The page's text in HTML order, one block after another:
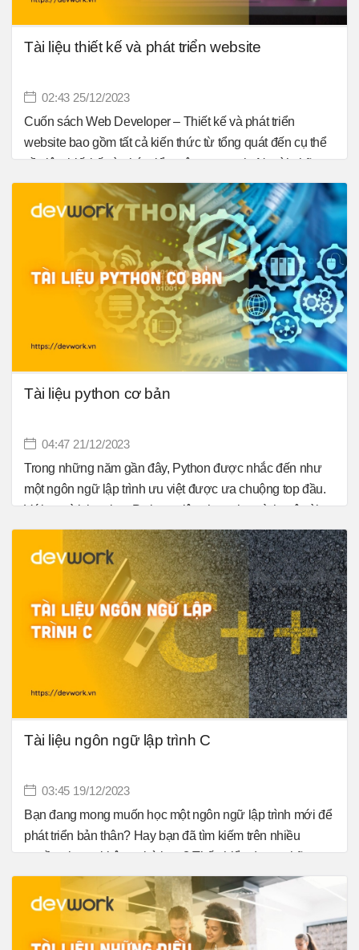
Tài liệu thiết kế và phát triển website
02:43 25/12/2023
Cuốn sách Web Developer – Thiết kế và phát triển
website bao gồm tất cả kiến thức từ tổng quát đến cụ thể
về việc thiết kế và phát triển một trang web. Ngoài những
thứ quan trọng khác phải chuẩn bị ra như domain, web
host, chiến lược phát triển, chủ đề trang web … công cụ
để xây dựng lên một trang web cũng rất quan trọng. Dưới
đây là những công cụ tối thiểu mà một webmaster tương
lai như bạn phải cần đến.
Tài liệu python cơ bản
04:47 21/12/2023
Trong những năm gần đây, Python được nhắc đến như
một ngôn ngữ lập trình ưu việt được ưa chuộng top đầu.
Với người theo học Python, việc chọn cho mình một tài
liệu căn bản là điều cần thiết. Tại bài viết này, Devwork.vn
xin được giới thiệu cho bạn trọn bộ giáo trình Python.
Cùng khám phá thôi nào!
Tài liệu ngôn ngữ lập trình C
03:45 19/12/2023
Bạn đang mong muốn học một ngôn ngữ lập trình mới để
phát triển bản thân? Hay bạn đã tìm kiếm trên nhiều
nguồn nhưng không phù hợp? Thấu hiểu được những
trở ngại của những lập trình viên mới bắt đầu. Vì thế
devwork đã tổng hợp lại toàn bộ giáo trình lập trình C pdf
hoàn toàn miễn phí cho các bạn tham khảo. Trước hết,
hãy cùng tôi tìm hiểu kĩ hơn về ngôn ngữ lập trình C nhé!